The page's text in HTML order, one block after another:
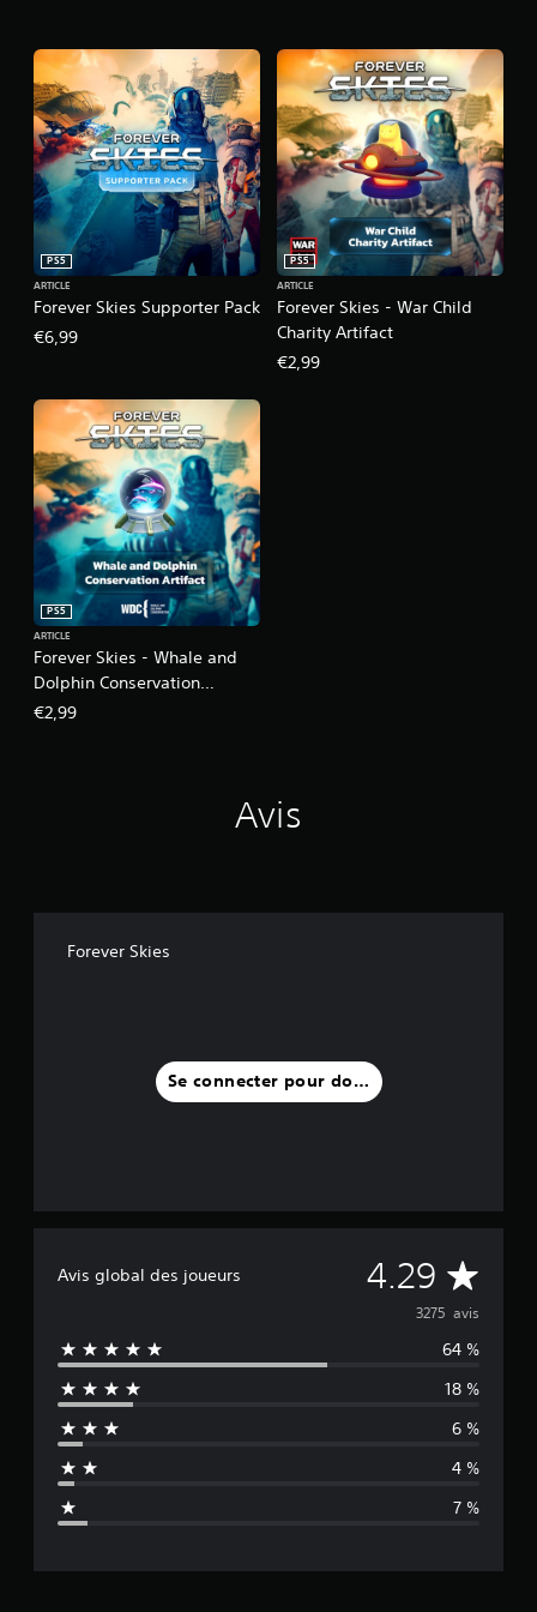
Forever Skies Supporter Pack
PS5
ARTICLE
€6,99
Forever Skies - War Child
Charity Artifact
PS5
ARTICLE
€2,99
Forever Skies - Whale and
Dolphin Conservation
Artifact
PS5
ARTICLE
€2,99
Avis
Forever Skies
Se connecter pour donner un avis
Avis global des joueurs 4.29 M
o
y
e
n
d
3275 avis
64 %
18 %
6 %
4 %
7 %